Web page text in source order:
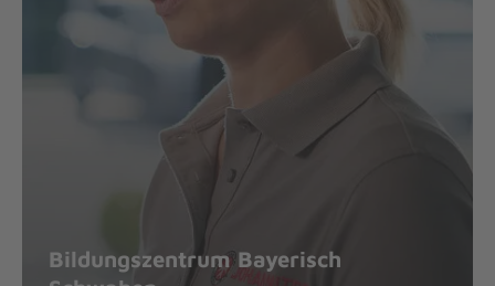
Bildungszentrum Bayerisch